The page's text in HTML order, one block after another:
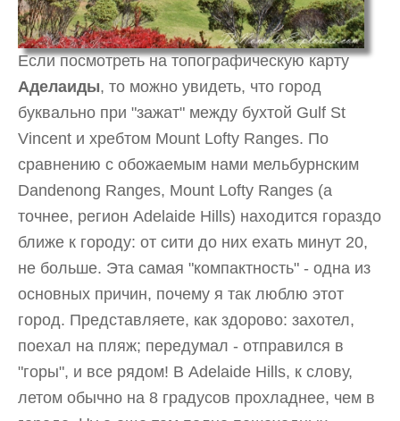
Если посмотреть на топографическую карту
Аделаиды, то можно увидеть, что город
буквально при "зажат" между бухтой Gulf St
Vincent и хребтом Mount Lofty Ranges. По
сравнению с обожаемым нами мельбурнским
Dandenong Ranges, Mount Lofty Ranges (а
точнее, регион Adelaide Hills) находится гораздо
ближе к городу: от сити до них ехать минут 20,
не больше. Эта самая "компактность" - одна из
основных причин, почему я так люблю этот
город. Представляете, как здорово: захотел,
поехал на пляж; передумал - отправился в
"горы", и все рядом! В Adelaide Hills, к слову,
летом обычно на 8 градусов прохладнее, чем в